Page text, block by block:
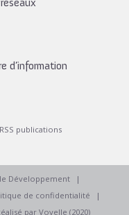
d’information
RSS publications
Développement
de confidentialité
par Voyelle (2020)